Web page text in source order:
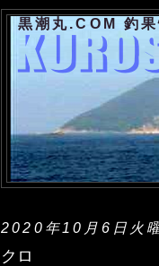
黒潮丸.COM 釣
2020年10月6日火
クロ